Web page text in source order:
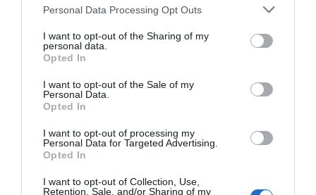
Please note that this website/app uses one or more Google
not limited to your visit or usage behaviour. You may click to
grant or deny consent to Google and its third-party tags to
use your data for below specified purposes in below Google
consent section.
Personal Data Processing Opt Outs
I want to opt-out of the Sharing of my
personal data.
Opted In
I want to opt-out of the Sale of my
Personal Data.
Opted In
I want to opt-out of processing my
Personal Data for Targeted Advertising.
Opted In
I want to opt-out of Collection, Use,
Retention, Sale, and/or Sharing of my
Sicuri al 100% con Internorm